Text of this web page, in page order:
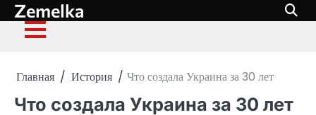
Перейти
к
содержимому
Zemelka
Главная История Что создала Украина за 30 лет
Что создала Украина за 30 лет